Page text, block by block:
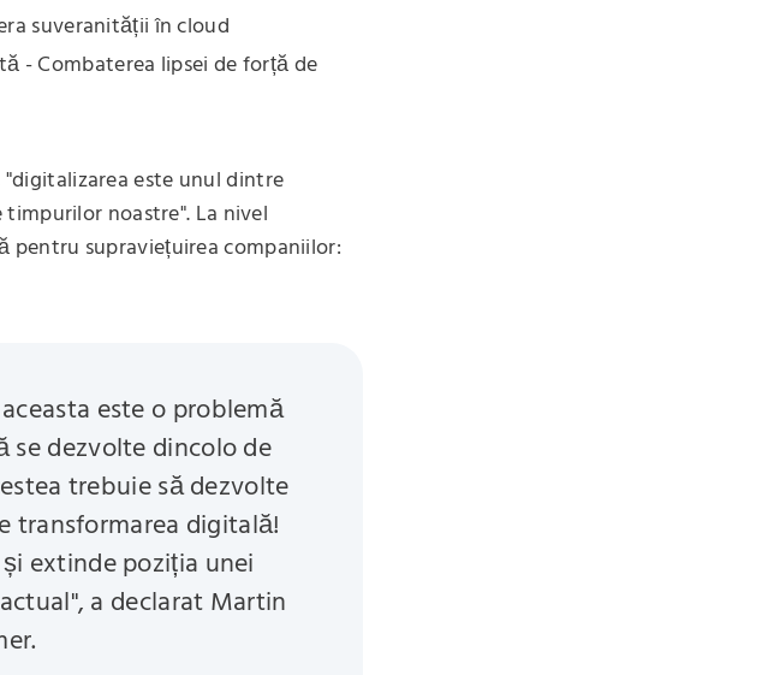
suveranității în cloud
- Combaterea lipsei de forță de
"digitalizarea este unul dintre
noastre". La nivel
pentru supraviețuirea companiilor:
este o problemă
se dezvolte dincolo de
trebuie să dezvolte
transformarea digitală!
extinde poziția unei
a declarat Martin